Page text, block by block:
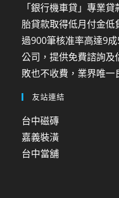
「銀行機車貸」專業
胎貸款取得低月付金
過900筆核准率高達9
公司，提供免費諮詢
敗也不收費，業界唯一
友站連結
台中磁磚
嘉義裝潢
台中當舖